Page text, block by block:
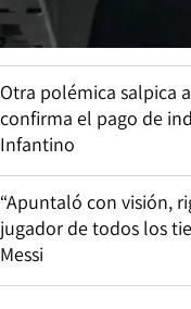
Otra polémica salpica
confirma el pago de
Infantino
“Apuntaló con visión,
jugador de todos los
Messi